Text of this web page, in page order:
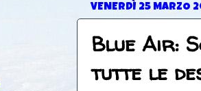
VENERDÌ 25 MARZO
Blue Air:
tutte le